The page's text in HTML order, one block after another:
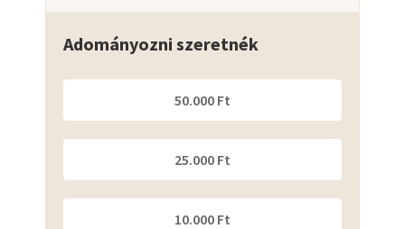
Adományozni szeretnék
50.000 Ft
25.000 Ft
10.000 Ft